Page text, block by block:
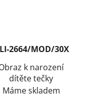
2664/MOD/30X
k narození
dítěte tečky
Máme skladem